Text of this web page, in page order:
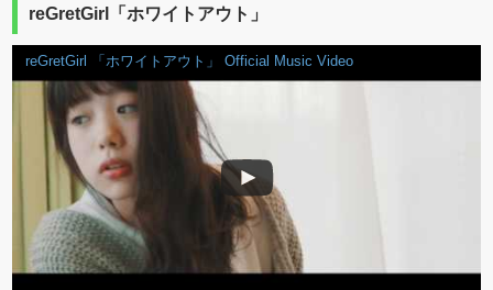
reGretGirl「ホワイトアウト」
reGretGirl 「ホワイトアウト」 Official Music Video